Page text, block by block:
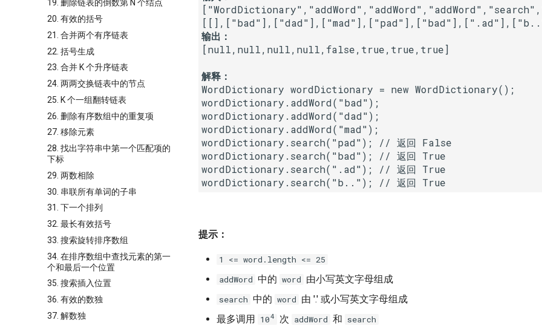
19. 删除链表的倒数第 N 个结点
20. 有效的括号
21. 合并两个有序链表
22. 括号生成
23. 合并 K 个升序链表
24. 两两交换链表中的节点
25. K 个一组翻转链表
26. 删除有序数组中的重复项
27. 移除元素
28. 找出字符串中第一个匹配项的
下标
29. 两数相除
30. 串联所有单词的子串
31. 下一个排列
32. 最长有效括号
33. 搜索旋转排序数组
34. 在排序数组中查找元素的第一
个和最后一个位置
35. 搜索插入位置
36. 有效的数独
37. 解数独
输出：
[null,null,null,null,false,true,true,true]
解释：
WordDictionary wordDictionary = new WordDictionary();
wordDictionary.addWord("bad");
wordDictionary.addWord("dad");
wordDictionary.addWord("mad");
wordDictionary.search("pad"); // 返回 False
wordDictionary.search("bad"); // 返回 True
wordDictionary.search(".ad"); // 返回 True
提示：
1 <= word.length <= 25
addWord 中的 word 由小写英文字母组成
search 中的 word 由 '.' 或小写英文字母组成
最多调用 104 次 addWord 和 search